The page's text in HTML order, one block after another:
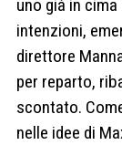
uno già in
intenzioni,
direttore
per reparto,
scontato.
nelle idee di